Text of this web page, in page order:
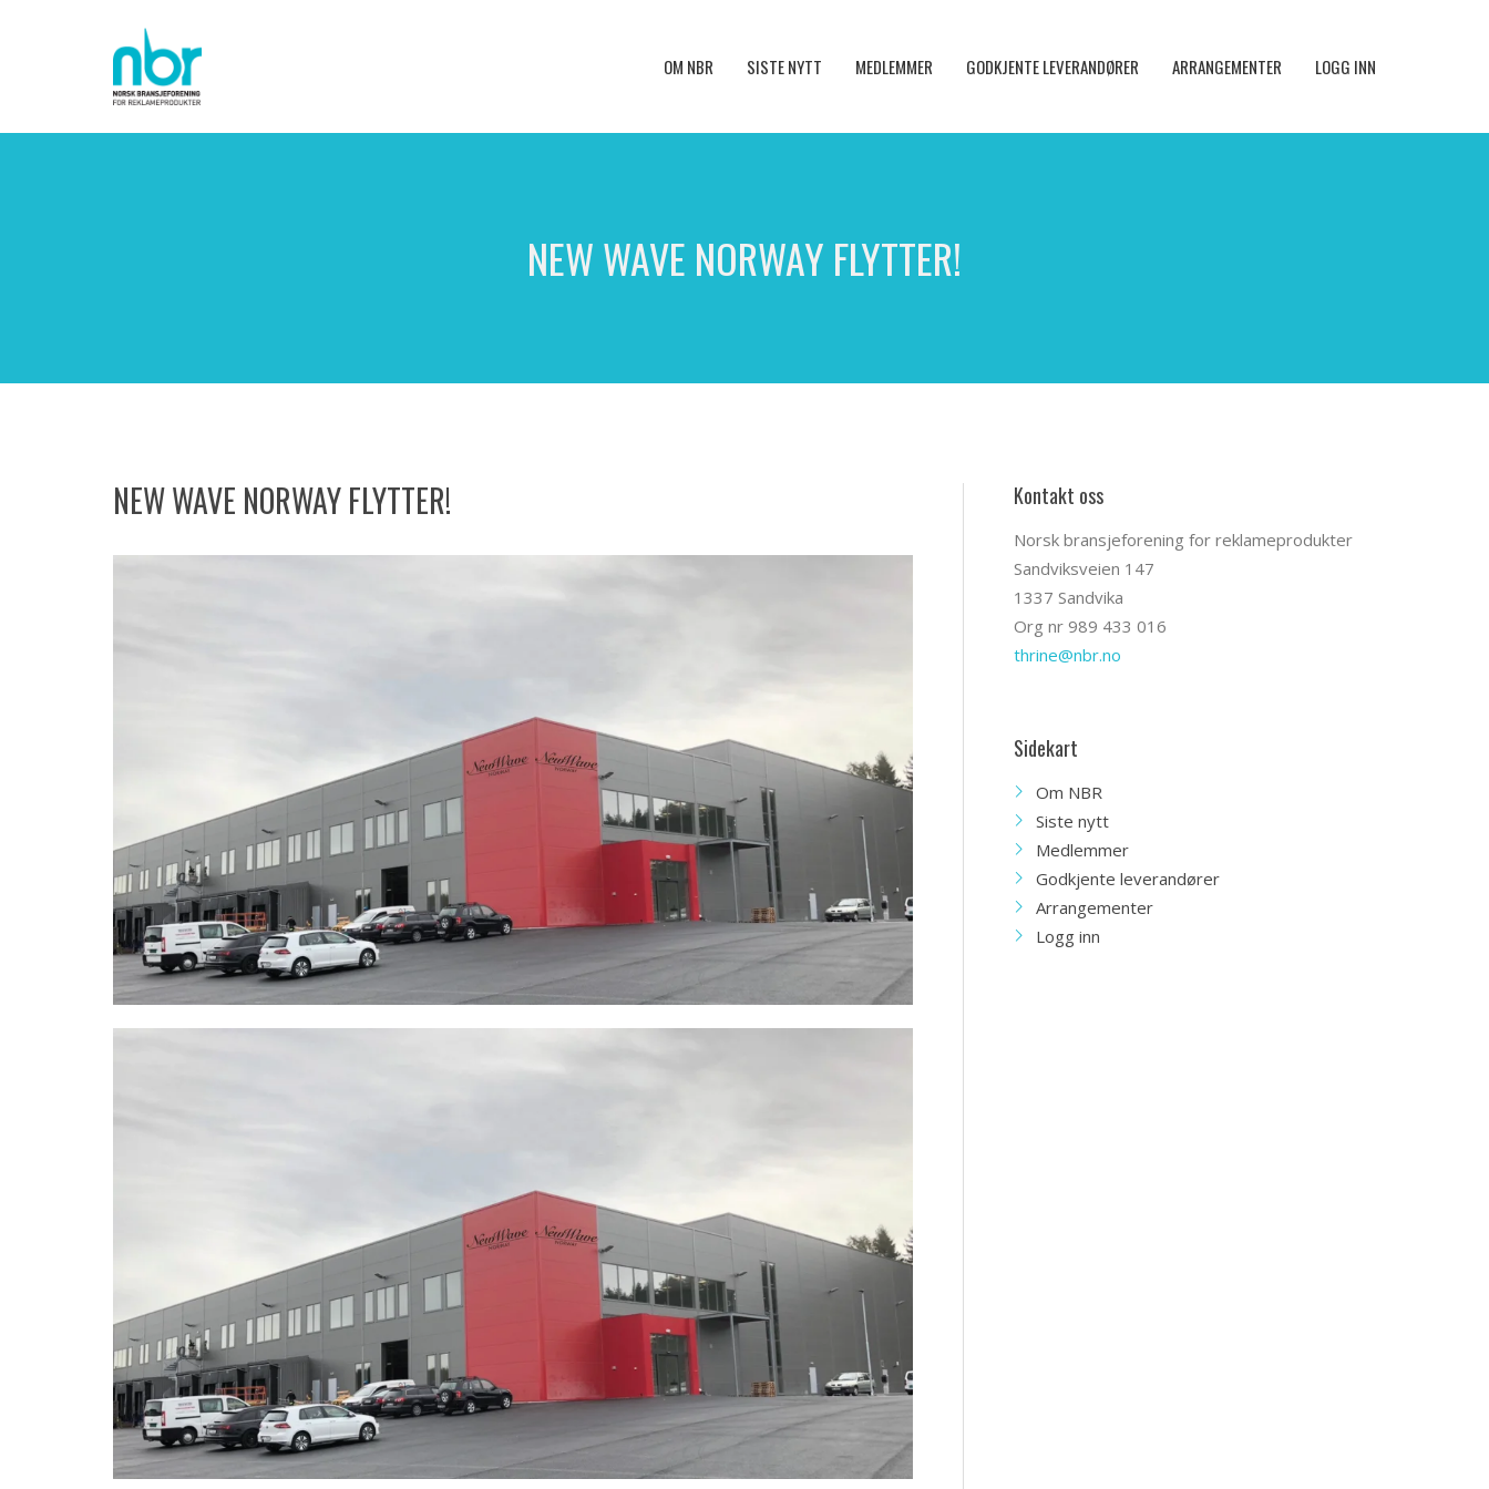
OM NBR SISTE NYTT MEDLEMMER GODKJENTE LEVERANDØRER ARRANGEMENTER LOGG INN
NEW WAVE NORWAY FLYTTER!
NEW WAVE NORWAY FLYTTER! Kontakt oss
Norsk bransjeforening for reklameprodukter
Sandviksveien 147
1337 Sandvika
Org nr 989 433 016
thrine@nbr.no
Sidekart
Om NBR
Siste nytt
Medlemmer
Godkjente leverandører
Arrangementer
Logg inn